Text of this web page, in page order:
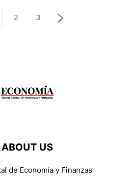
2 3
ABOUT US
de Economía y Finanzas